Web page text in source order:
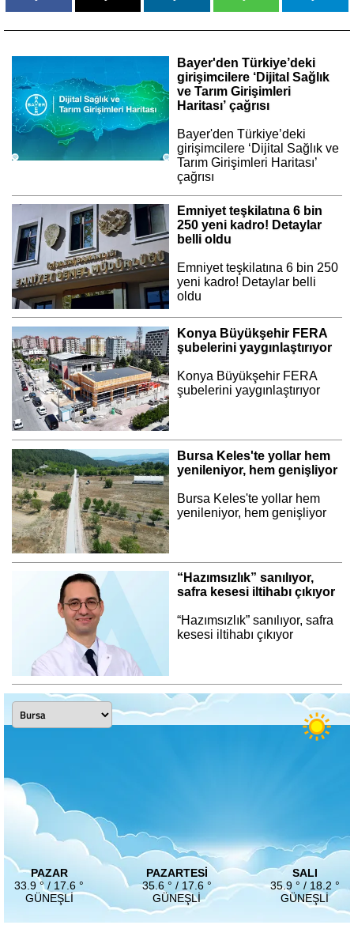
Bayer'den Türkiye’deki
girişimcilere ‘Dijital Sağlık
ve Tarım Girişimleri
Haritası’ çağrısı
Bayer'den Türkiye’deki
girişimcilere ‘Dijital Sağlık ve
Tarım Girişimleri Haritası’
çağrısı
Emniyet teşkilatına 6 bin
250 yeni kadro! Detaylar
belli oldu
Emniyet teşkilatına 6 bin 250
yeni kadro! Detaylar belli
oldu
Konya Büyükşehir FERA
şubelerini yaygınlaştırıyor
Konya Büyükşehir FERA
şubelerini yaygınlaştırıyor
Bursa Keles'te yollar hem
yenileniyor, hem genişliyor
Bursa Keles'te yollar hem
yenileniyor, hem genişliyor
“Hazımsızlık” sanılıyor,
safra kesesi iltihabı çıkıyor
“Hazımsızlık” sanılıyor, safra
kesesi iltihabı çıkıyor
PAZAR
33.9 ° / 17.6 °
GÜNEŞLI
PAZARTESI
35.6 ° / 17.6 °
GÜNEŞLI
SALI
35.9 ° / 18.2 °
GÜNEŞLI